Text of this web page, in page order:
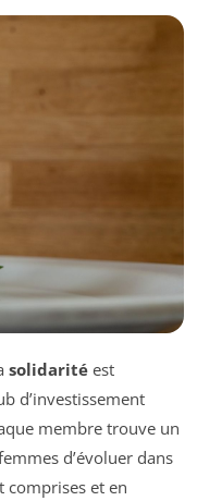
solidarité est
d’investissement
membre trouve un
d’évoluer dans
comprises et en